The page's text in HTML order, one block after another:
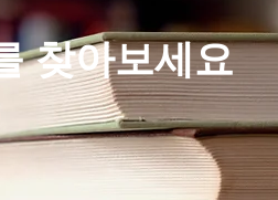
찾아보세요